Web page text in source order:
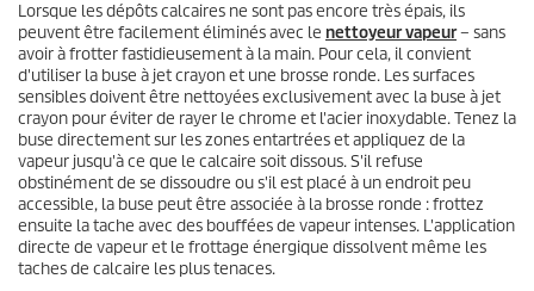
Lorsque les dépôts calcaires ne sont pas encore très épais, ils
peuvent être facilement éliminés avec le nettoyeur vapeur– sans
avoir à frotter fastidieusement à la main. Pour cela, il convient
d'utiliser la buse à jet crayon et une brosse ronde. Les surfaces
sensibles doivent être nettoyées exclusivement avec la buse à jet
crayon pour éviter de rayer le chrome et l'acier inoxydable. Tenez la
buse directement sur les zones entartrées et appliquez de la
vapeur jusqu'à ce que le calcaire soit dissous. S'il refuse
obstinément de se dissoudre ou s'il est placé à un endroit peu
accessible, la buse peut être associée à la brosse ronde : frottez
ensuite la tache avec des bouffées de vapeur intenses. L'application
directe de vapeur et le frottage énergique dissolvent même les
taches de calcaire les plus tenaces.